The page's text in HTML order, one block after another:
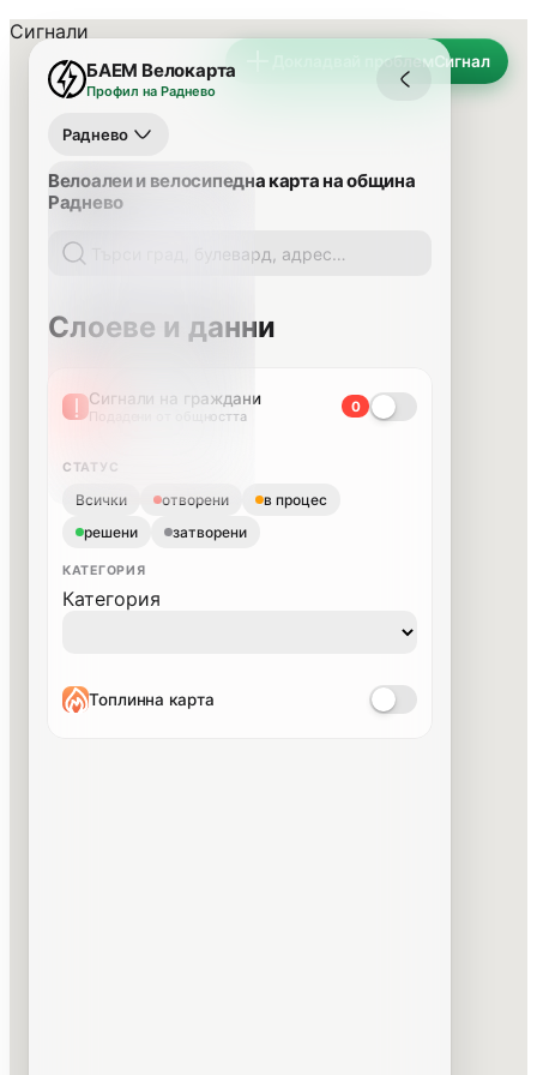
Докладвай проблемСигнал
БАЕМ Велокарта
Профил на Раднево
Раднево
Велоалеи и велосипедна карта на община
Раднево
Слоеве и данни
Сигнали на граждани
Подадени от общността
0
СТАТУС
Всички отворени
в процес
решени
затворени
КАТЕГОРИЯ
Категория
Топлинна карта
Сигнали